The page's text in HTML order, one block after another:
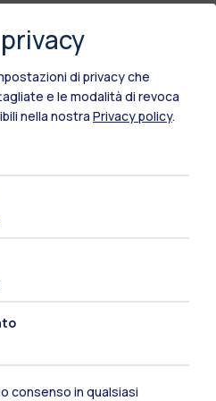
di privacy che
e le modalità di revoca
nella nostra Privacy policy.
consenso in qualsiasi